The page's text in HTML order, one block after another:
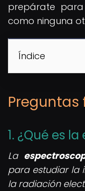
prepárate
como ninguna
Índice
Preguntas
1. ¿Qué es
La
para estudiar la
la radiación